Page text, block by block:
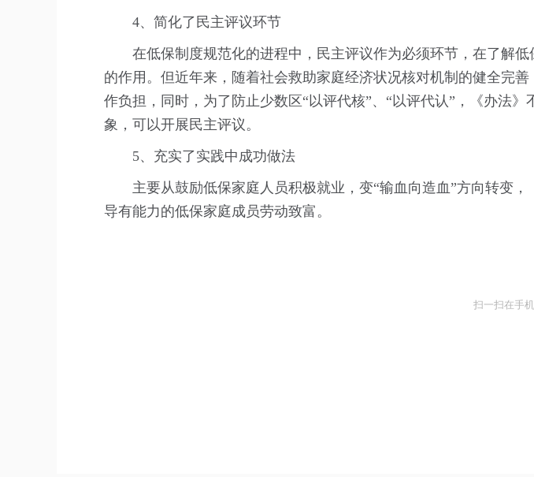
4、简化了民主评议环节
在低保制度规范化的进程中，民主评议作为必须环节，在了解
的作用。但近年来，随着社会救助家庭经济状况核对机制的健全完
作负担，同时，为了防止少数区“以评代核”、“以评代认”，《办法
象，可以开展民主评议。
5、充实了实践中成功做法
主要从鼓励低保家庭人员积极就业，变“输血向造血”方向转变
导有能力的低保家庭成员劳动致富。
扫一扫在手